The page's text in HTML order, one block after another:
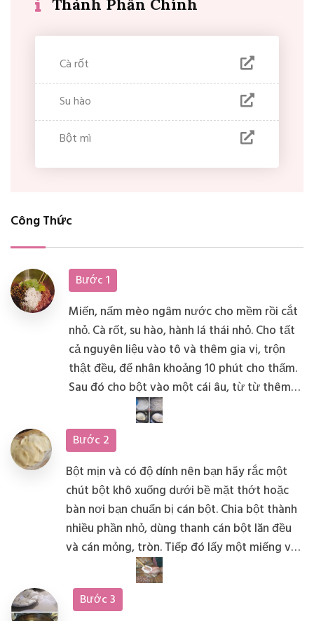
Thành Phần Chính
Cà rốt
Su hào
Bột mì
Công Thức
Bước 1
Miến, nấm mèo ngâm nước cho mềm rồi cắt
nhỏ. Cà rốt, su hào, hành lá thái nhỏ. Cho tất
cả nguyên liệu vào tô và thêm gia vị, trộn
thật đều, để nhân khoảng 10 phút cho thấm.
Sau đó cho bột vào một cái âu, từ từ thêm
nước và nhào đến khi bột thành hỗn hợp
quánh dẻo, ủ bột như thế trong 10 phút.
Bước 2
Bột mịn và có độ dính nên bạn hãy rắc một
chút bột khô xuống dưới bề mặt thớt hoặc
bàn nơi bạn chuẩn bị cán bột. Chia bột thành
nhiều phần nhỏ, dùng thanh cán bột lăn đều
và cán mỏng, tròn. Tiếp đó lấy một miếng vỏ,
múc nhân vào giữa miếng bột, dùng hai tay
gói lại và gấp mép miếng bột bao tròn lấy
nhân bên trong.
Bước 3